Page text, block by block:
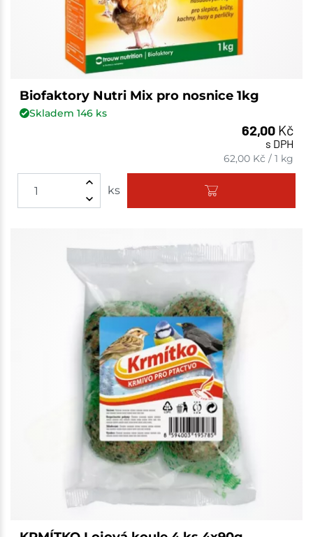
Biofaktory Nutri Mix pro nosnice 1kg
Skladem 146ks
62,00 Kč
s DPH
62,00 Kč /1 kg
ks